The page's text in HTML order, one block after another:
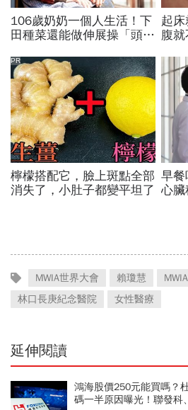
106歲奶奶一個人生活！下
田種菜還能做伸展操「頭貼
訣：每天早餐都喝「這1碗
湯」
起
腹
檸檬搭配它，臉上斑點全部
消失了，小肚子都變平坦了
PR
早餐
心
上
MWIA世界大會 賴瓊慧
林口長庚紀念醫院
女性醫療
延伸閱讀
鴻海股價250元能買嗎？
碼一半原因曝光！聯發